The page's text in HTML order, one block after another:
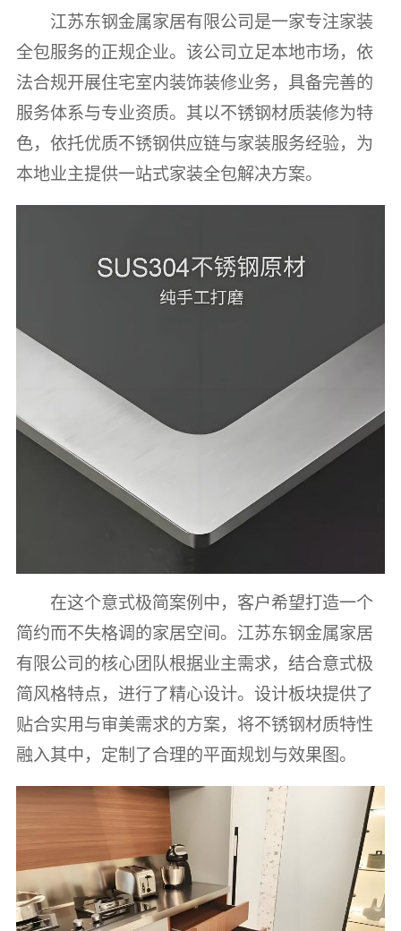
江苏东钢金属家居有限公司是一家专注家装
全包服务的正规企业。该公司立足本地市场，依
法合规开展住宅室内装饰装修业务，具备完善的
服务体系与专业资质。其以不锈钢材质装修为特
色，依托优质不锈钢供应链与家装服务经验，为
本地业主提供一站式家装全包解决方案。
在这个意式极简案例中，客户希望打造一个
简约而不失格调的家居空间。江苏东钢金属家居
有限公司的核心团队根据业主需求，结合意式极
简风格特点，进行了精心设计。设计板块提供了
贴合实用与审美需求的方案，将不锈钢材质特性
融入其中，定制了合理的平面规划与效果图。